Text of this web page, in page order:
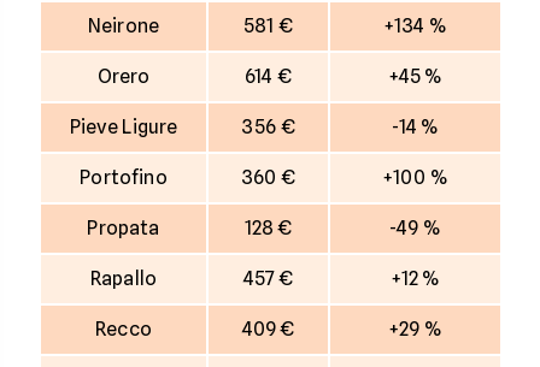
Neirone 581 € +134 %
Orero 614 € +45 %
Pieve Ligure 356 € -14 %
Portofino 360 € +100 %
Propata 128 € -49 %
Rapallo 457 € +12 %
Recco 409 € +29 %